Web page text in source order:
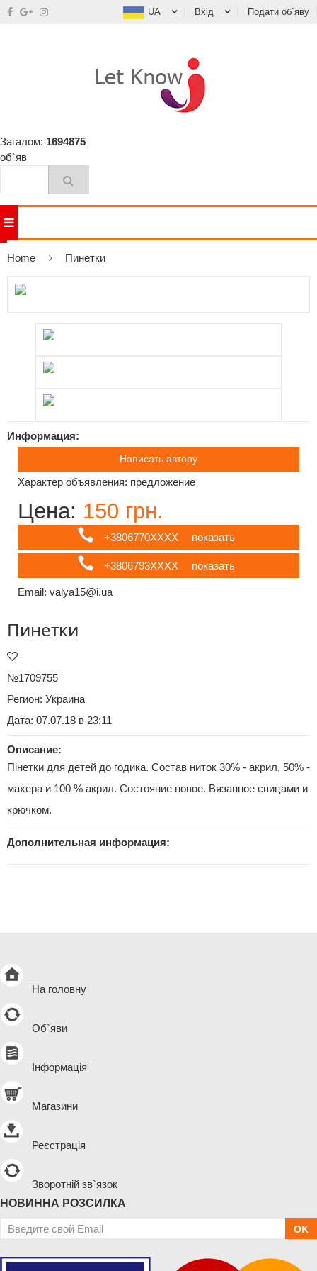
UA Вхід Подати об`яву
Загалом: 1694875
об`яв
Home Пинетки
Информация:
Написать автору
Характер объявления: предложение
Цена: 150 грн.
+3806770ХХХХ показать
+3806793ХХХХ показать
Email: valya15@i.ua
Пинетки
№1709755
Регион: Украина
Дата: 07.07.18 в 23:11
Описание:
Пінетки для детей до годика. Состав ниток 30% - акрил, 50% -
махера и 100 % акрил. Состояние новое. Вязанное спицами и
крючком.
Дополнительная информация:
На головну
Об`яви
Інформація
Магазини
Реєстрація
Зворотній зв`язок
НОВИННА РОЗСИЛКА
OK